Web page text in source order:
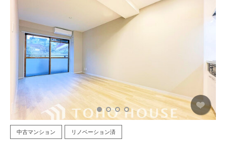
中古マンション リノベーション済